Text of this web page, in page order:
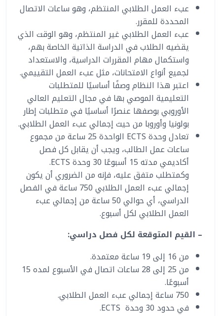
عبء العمل الطلابي المنتظم، وهو ساعات الاتصال
المحددة للمقرر.
عبء العمل الطلابي غير المنتظم، وهو الوقت الذي
يقضيه الطلاب في الدراسة الذاتية الخاصة بهم،
واستكمال مهام المقررات الدراسية، والاستعداد
لجميع أنواع الامتحانات، مثل عبء العمل التقييمي.
اعتبر هذا النظام وصفًا أساسيًا للمتطلبات
التعليمية الموصي بها في مجال التعليم العالي
الأوروبي بوصفها عنصرًا أساسيًا في متطلبات إطار
بولونيا وأوروبا من حيث إجمالي عبء العمل الطلابي.
تعادل وحدة ECTS الواحدة 25 ساعة من مجموع
ساعات عمل الطالب، ويجب أن يقابل كل فصل
أكاديمي مدته 15 أسبوعًا 30 وحدة ECTS.
وكمتطلب متفق عليه، فإنه من الضروري أن يكون
إجمالي عبء العمل الطلابي 750 ساعة في الفصل
الدراسي، أي حوالي 50 ساعة من إجمالي عبء
العمل الطلابي لكل أسبوع.
– القيم المتوقعة لكل فصل دراسي:
من 16 إلى 19 ساعة معتمدة.
من 25 إلى 28 ساعات اتصال في الأسبوع لمده 15
أسبوعًا.
750 ساعة إجمالي عبء العمل الطلابي.
في حدود 30 وحدة ECTS.